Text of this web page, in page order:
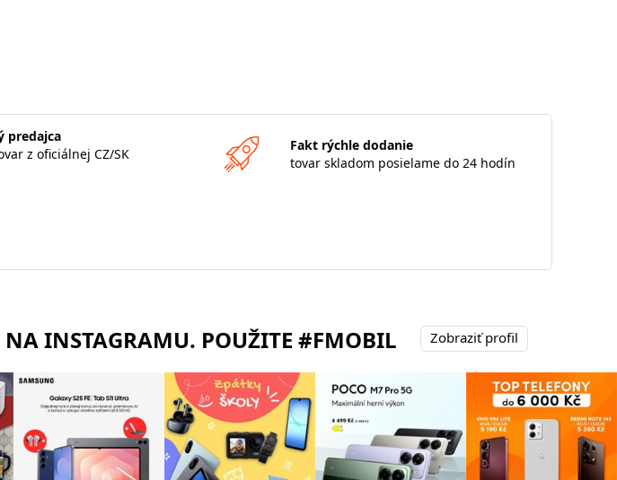
predajca
z oficiálnej CZ/SK
Fakt rýchle dodanie
tovar skladom posielame do 24 hodín
INSTAGRAMU. POUŽITE #FMOBIL Zobraziť profil